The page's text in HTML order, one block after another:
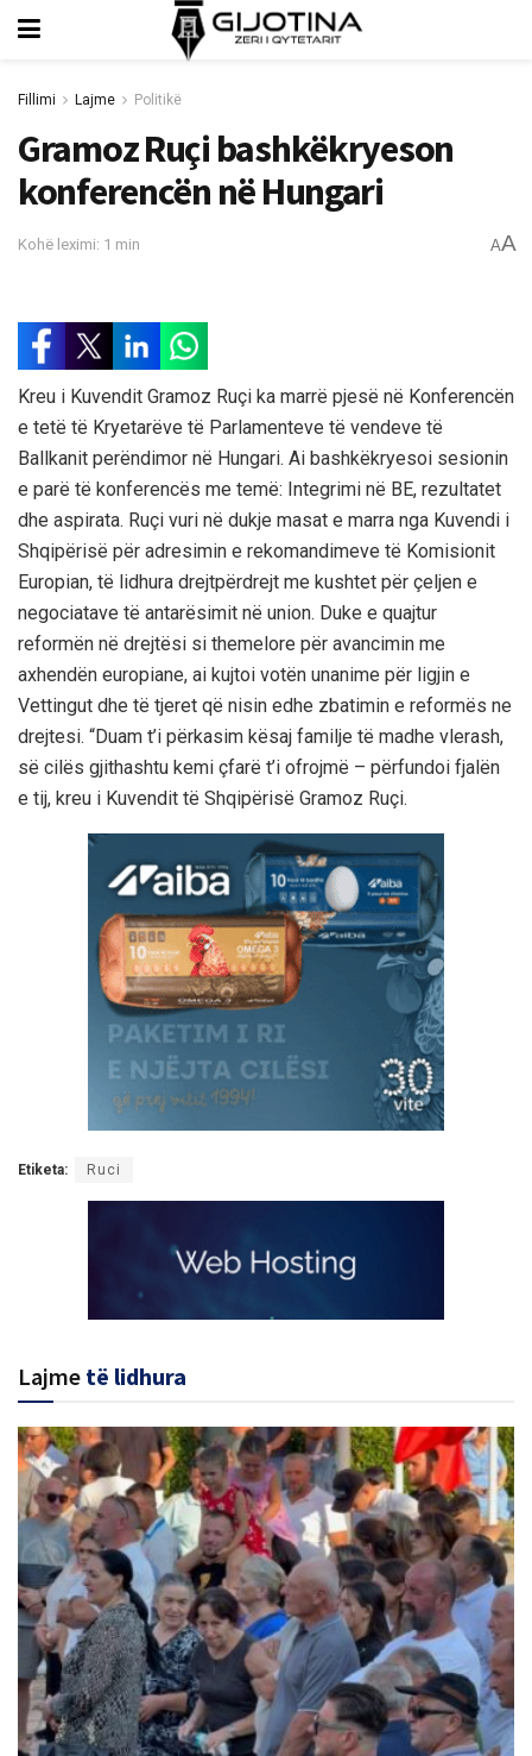
Fillimi Lajme Politikë
Gramoz Ruçi bashkëkryeson
konferencën në Hungari
Kohë leximi: 1 min AA
Kreu i Kuvendit Gramoz Ruçi ka marrë pjesë në Konferencën
e tetë të Kryetarëve të Parlamenteve të vendeve të
Ballkanit perëndimor në Hungari. Ai bashkëkryesoi sesionin
e parë të konferencës me temë: Integrimi në BE, rezultatet
dhe aspirata. Ruçi vuri në dukje masat e marra nga Kuvendi i
Shqipërisë për adresimin e rekomandimeve të Komisionit
Europian, të lidhura drejtpërdrejt me kushtet për çeljen e
negociatave të antarësimit në union. Duke e quajtur
reformën në drejtësi si themelore për avancimin me
axhendën europiane, ai kujtoi votën unanime për ligjin e
Vettingut dhe të tjeret që nisin edhe zbatimin e reformës ne
drejtesi. “Duam t’i përkasim kësaj familje të madhe vlerash,
së cilës gjithashtu kemi çfarë t’i ofrojmë – përfundoi fjalën
e tij, kreu i Kuvendit të Shqipërisë Gramoz Ruçi.
Etiketa: Ruci
Lajme të lidhura